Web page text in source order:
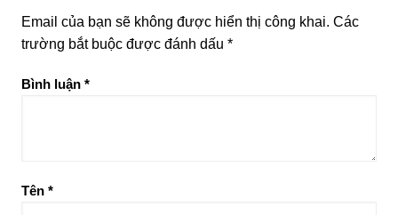
Email của bạn sẽ không được hiển thị công khai. Các
trường bắt buộc được đánh dấu *
Bình luận *
Tên *